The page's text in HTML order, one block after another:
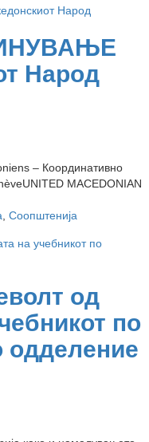
Народ
– Координативно
MACEDONIAN
Соопштенија
од
по
одделение